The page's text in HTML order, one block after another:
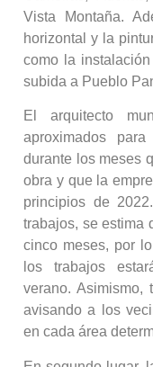
Vista Montaña.
horizontal y la
como la
subida a Pueblo
El arquitecto
aproximados
durante los meses
obra y que la
principios de
trabajos, se estima
cinco meses, por
los trabajos
verano.
avisando a los
en cada área